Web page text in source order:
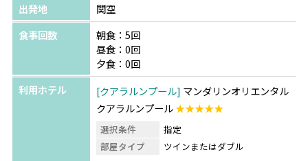
出発地
関空
食事回数
朝食：5回
昼食：0回
夕食：0回
利用ホテル
クアラルンプール マンダリンオリエンタル
クアラルンプール★★★★★
選択条件
指定
部屋タイプ
ツインまたはダブル